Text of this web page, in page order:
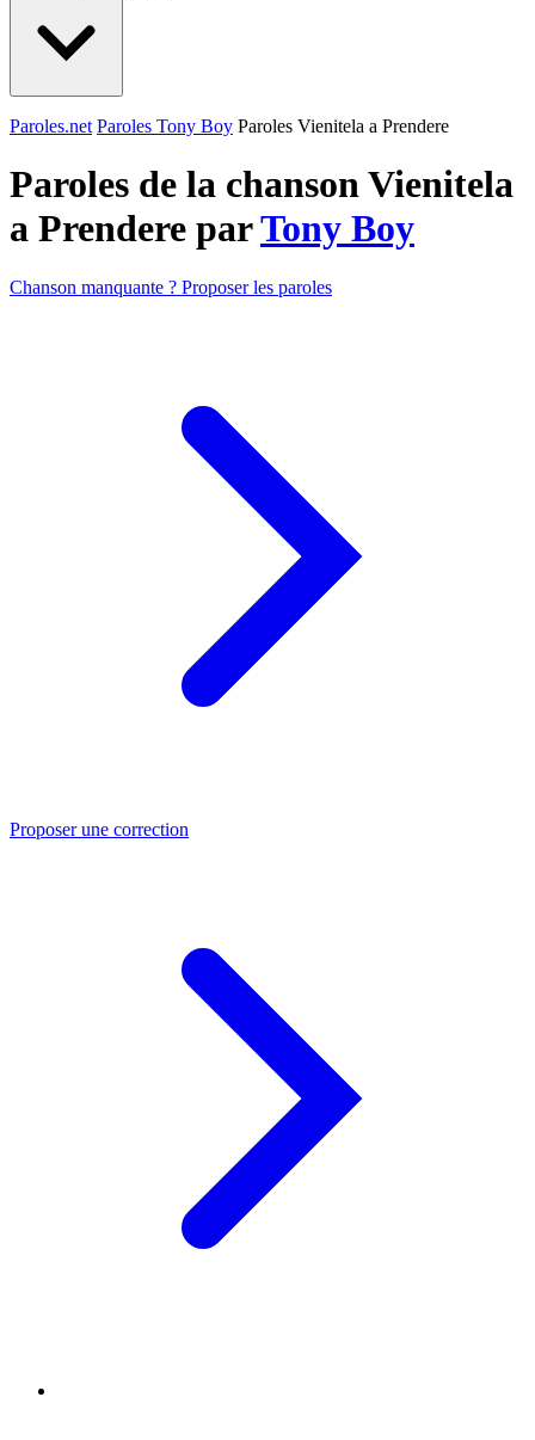
Paroles.net Paroles Tony Boy Paroles Vienitela a Prendere
Paroles de la chanson Vienitela
a Prendere parTony Boy
Chanson manquante ? Proposer les paroles
Proposer une correction